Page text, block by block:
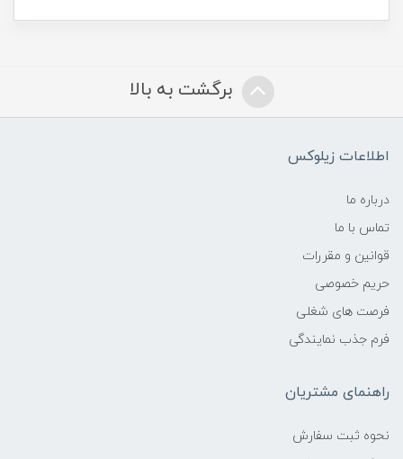
برگشت به بالا
اطلاعات زیلوکس
درباره ما
تماس با ما
قوانین و مقررات
حریم خصوصی
فرصت های شغلی
فرم جذب نمایندگی
راهنمای مشتریان
نحوه ثبت سفارش